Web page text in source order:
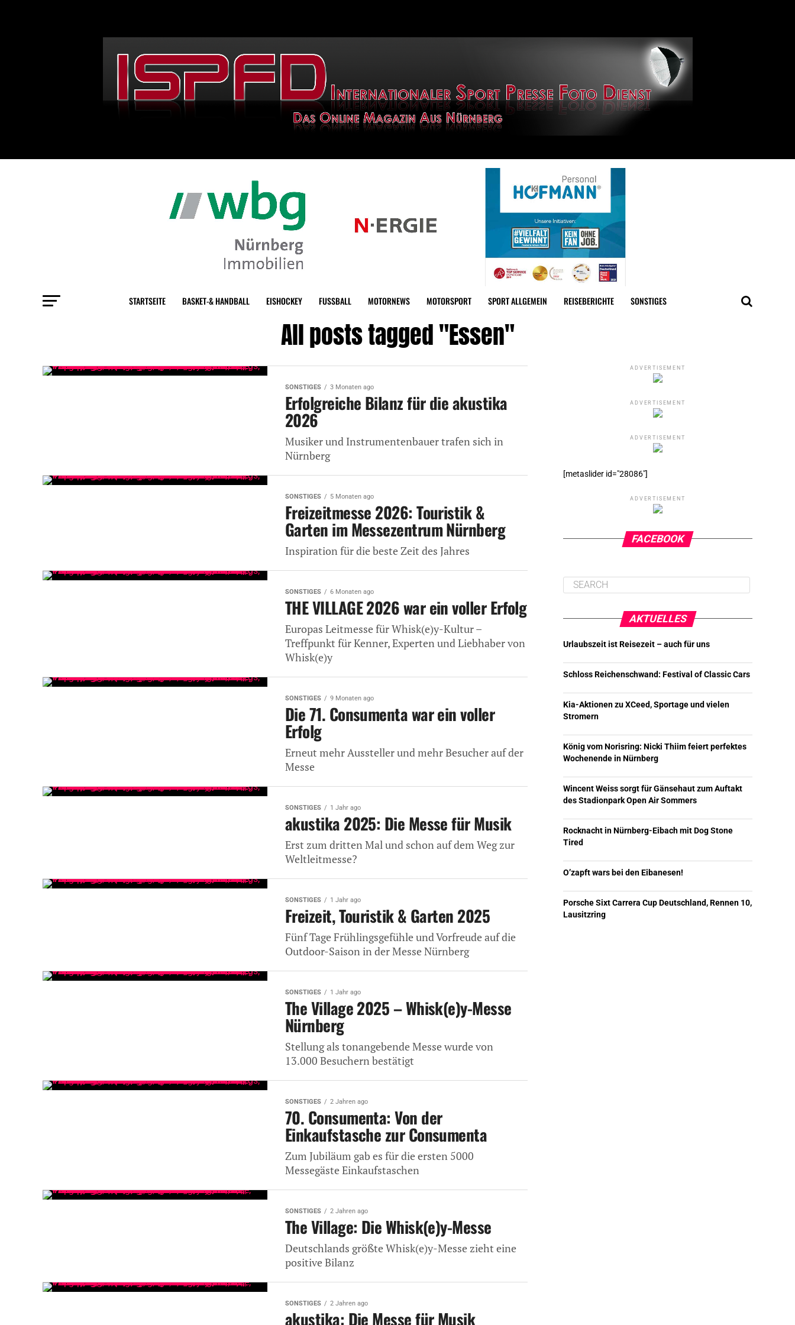
STARTSEITE BASKET-& HANDBALL EISHOCKEY FUSSBALL MOTORNEWS MOTORSPORT SPORT ALLGEMEIN REISEBERICHTE SONSTIGES
All posts tagged "Essen"
SONSTIGES 3 Monaten ago
Erfolgreiche Bilanz für die akustika
2026
Musiker und Instrumentenbauer trafen sich in
Nürnberg
SONSTIGES 5 Monaten ago
Freizeitmesse 2026: Touristik &
Garten im Messezentrum Nürnberg
Inspiration für die beste Zeit des Jahres
SONSTIGES 6 Monaten ago
THE VILLAGE 2026 war ein voller Erfolg
Europas Leitmesse für Whisk(e)y-Kultur –
Treffpunkt für Kenner, Experten und Liebhaber von
Whisk(e)y
SONSTIGES 9 Monaten ago
Die 71. Consumenta war ein voller
Erfolg
Erneut mehr Aussteller und mehr Besucher auf der
Messe
SONSTIGES 1 Jahr ago
akustika 2025: Die Messe für Musik
Erst zum dritten Mal und schon auf dem Weg zur
Weltleitmesse?
SONSTIGES 1 Jahr ago
Freizeit, Touristik & Garten 2025
Fünf Tage Frühlingsgefühle und Vorfreude auf die
Outdoor-Saison in der Messe Nürnberg
SONSTIGES 1 Jahr ago
The Village 2025 – Whisk(e)y-Messe
Nürnberg
Stellung als tonangebende Messe wurde von
13.000 Besuchern bestätigt
SONSTIGES 2 Jahren ago
70. Consumenta: Von der
Einkaufstasche zur Consumenta
Zum Jubiläum gab es für die ersten 5000
Messegäste Einkaufstaschen
SONSTIGES 2 Jahren ago
The Village: Die Whisk(e)y-Messe
Deutschlands größte Whisk(e)y-Messe zieht eine
positive Bilanz
SONSTIGES 2 Jahren ago
akustika: Die Messe für Musik
ADVERTISEMENT
ADVERTISEMENT
ADVERTISEMENT
[metaslider id="28086"]
ADVERTISEMENT
FACEBOOK
AKTUELLES
Urlaubszeit ist Reisezeit – auch für uns
Schloss Reichenschwand: Festival of Classic Cars
Kia-Aktionen zu XCeed, Sportage und vielen
Stromern
König vom Norisring: Nicki Thiim feiert perfektes
Wochenende in Nürnberg
Wincent Weiss sorgt für Gänsehaut zum Auftakt
des Stadionpark Open Air Sommers
Rocknacht in Nürnberg-Eibach mit Dog Stone
Tired
O’zapft wars bei den Eibanesen!
Porsche Sixt Carrera Cup Deutschland, Rennen 10,
Lausitzring